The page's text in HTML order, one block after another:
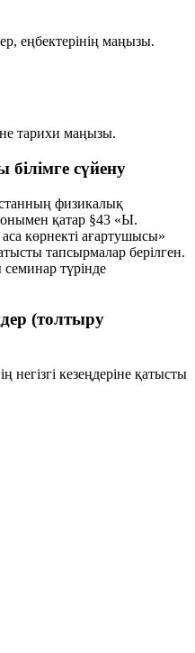
еңбектерінің маңызы.
тарихи маңызы.
сүйену
физикалық
қатар §43 «Ы.
көрнекті ағартушысы»
тапсырмалар берілген.
семинар түрінде
(толтыру
кезеңдеріне қатысты